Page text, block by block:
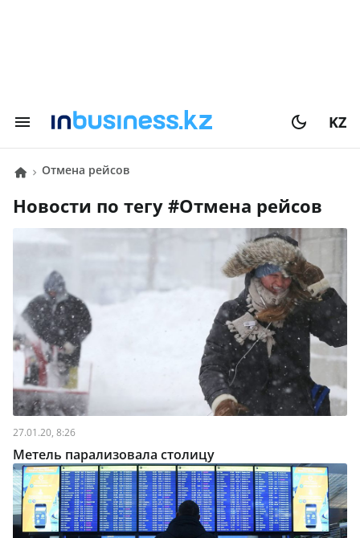
KZ
отмена рейсов
Новости по тегу # отмена рейсов
27.01.20, 8:26
Метель парализовала столицу